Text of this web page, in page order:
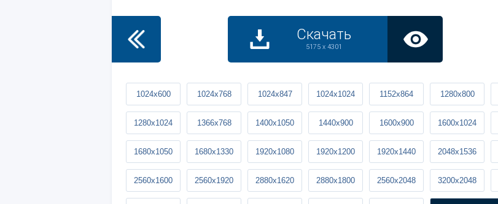
Скачать
5175 x 4301
1024x600 1024x768 1024x847 1024x1024 1152x864 1280x800
1280x1024 1366x768 1400x1050 1440x900 1600x900 1600x1024
1680x1050 1680x1330 1920x1080 1920x1200 1920x1440 2048x1536
2560x1600 2560x1920 2880x1620 2880x1800 2560x2048 3200x2048